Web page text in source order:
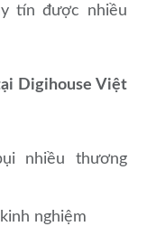
tín được nhiều
Digihouse Việt
nhiều thương
nghiệm